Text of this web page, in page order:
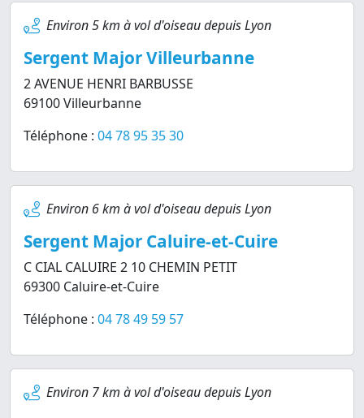
Environ 5 km à vol d'oiseau depuis Lyon
Sergent Major Villeurbanne
2 AVENUE HENRI BARBUSSE
69100 Villeurbanne
Téléphone : 04 78 95 35 30
Environ 6 km à vol d'oiseau depuis Lyon
Sergent Major Caluire-et-Cuire
C CIAL CALUIRE 2 10 CHEMIN PETIT
69300 Caluire-et-Cuire
Téléphone : 04 78 49 59 57
Environ 7 km à vol d'oiseau depuis Lyon